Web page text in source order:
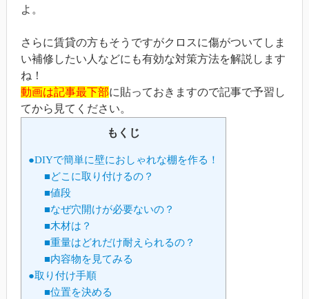
よ。
さらに賃貸の方もそうですがクロスに傷がついてしま
い補修したい人などにも有効な対策方法を解説します
ね！
動画は記事最下部に貼っておきますので記事で予習し
てから見てください。
もくじ
●DIYで簡単に壁におしゃれな棚を作る！
■どこに取り付けるの？
■値段
■なぜ穴開けが必要ないの？
■木材は？
■重量はどれだけ耐えられるの？
■内容物を見てみる
●取り付け手順
■位置を決める